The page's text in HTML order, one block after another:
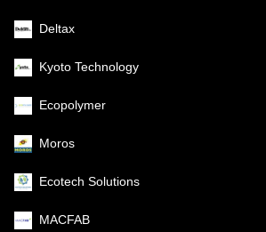
Deltax
Kyoto Technology
Ecopolymer
Moros
Ecotech Solutions
MACFAB